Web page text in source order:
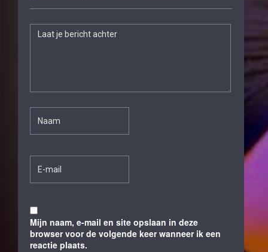
Mijn naam, e-mail en site opslaan in deze
browser voor de volgende keer wanneer ik een
reactie plaats.